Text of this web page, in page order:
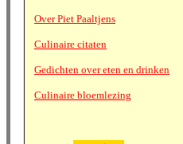
Over Piet Paaltjens
Culinaire citaten
Gedichten over eten en drinken
Culinaire bloemlezing